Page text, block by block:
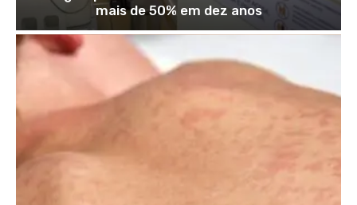
mais de 50% em dez anos